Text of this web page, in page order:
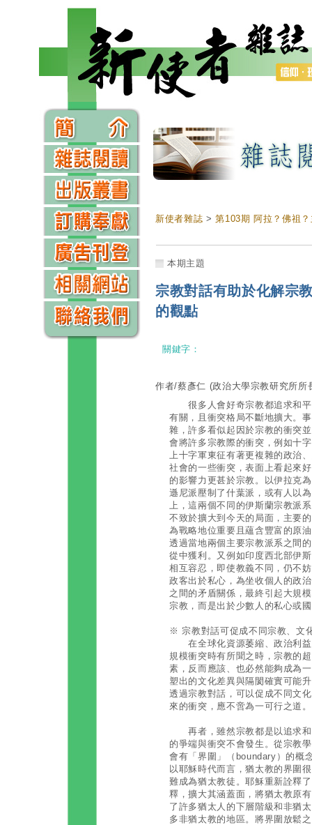
新使者雜誌 >第103期 阿拉？佛祖
本期主題
宗教對話有助於化解宗
的觀點
關鍵字：
作者/蔡彥仁 (政治大學宗教研究所所
很多人會好奇宗教都追求和平
有關，且衝突格局不斷地擴大。
雜，許多看似起因於宗教的衝突
會將許多宗教際的衝突，例如十
上十字軍東征有著更複雜的政治
社會的一些衝突，表面上看起來
的影響力更甚於宗教。以伊拉克
遜尼派壓制了什葉派，或有人以
上，這兩個不同的伊斯蘭宗教派
不致於擴大到今天的局面，主要
為戰略地位重要且蘊含豐富的原
透過當地兩個主要宗教派系之間
從中獲利。又例如印度西北部伊
相互容忍，即使教義不同，仍不
政客出於私心，為坐收個人的政
之間的矛盾關係，最終引起大規
宗教，而是出於少數人的私心或
※ 宗教對話可促成不同宗教、文
在全球化資源萎縮、政治利益
規模衝突時有所聞之時，宗教的
素，反而應該、也必然能夠成為
塑出的文化差異與隔閡確實可能
透過宗教對話，可以促成不同文
來的衝突，應不啻為一可行之道。
再者，雖然宗教都是以追求和
的爭端與衝突不會發生。從宗教
會有「界圍」（boundary）的概
以耶穌時代而言，猶太教的界圍
難成為猶太教徒。耶穌重新詮釋
釋，擴大其涵蓋面，將猶太教原
了許多猶太人的下層階級和非猶
多非猶太教的地區。將界圍放鬆